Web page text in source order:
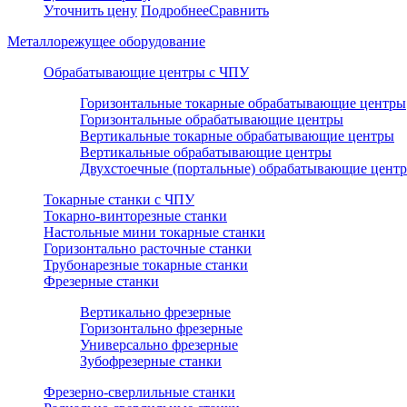
Уточнить цену ПодробнееСравнить
Металлорежущее оборудование
Обрабатывающие центры с ЧПУ
Горизонтальные токарные обрабатывающие центры
Горизонтальные обрабатывающие центры
Вертикальные токарные обрабатывающие центры
Вертикальные обрабатывающие центры
Двухстоечные (портальные) обрабатывающие
Токарные станки с ЧПУ
Токарно-винторезные станки
Настольные мини токарные станки
Горизонтально расточные станки
Трубонарезные токарные станки
Фрезерные станки
Вертикально фрезерные
Горизонтально фрезерные
Универсально фрезерные
Зубофрезерные станки
Фрезерно-сверлильные станки